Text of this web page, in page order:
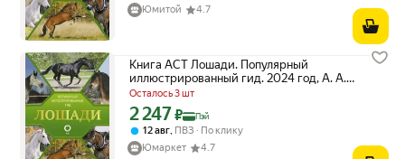
Юмитой
4.7
Книга АСТ Лошади. Популярный
иллюстрированный гид. 2024 год, А. А.
Спектор
Осталось 3 шт
Цена с картой Яндекс Пэй 2247 ₽ вместо
2 247₽ Пэй
12 авг ПВЗ
По клику
Юмаркет
4.7